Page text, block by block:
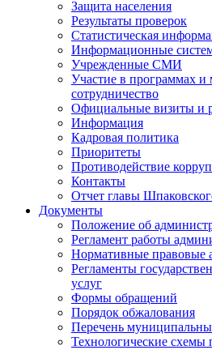
Защита населения
Результаты проверок
Статистическая
Информационные
Учрежденные СМИ
Участие в программах и
сотрудничество
Официальные визиты и
Информация
Кадровая политика
Приоритеты
Противодействие
Контакты
Отчет главы
Документы
Положение об
Регламент работы
Нормативные правовые
Регламенты
услуг
Формы обращений
Порядок обжалования
Перечень
Технологические схемы